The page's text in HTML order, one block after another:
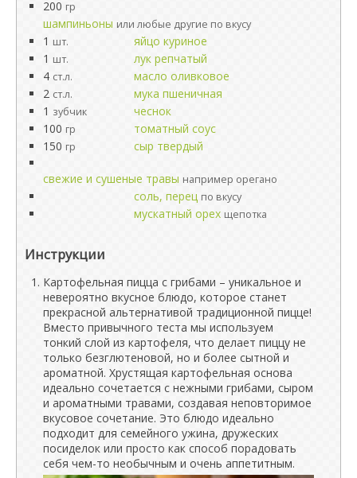
200 гр
шампиньоны или любые другие по вкусу
1 шт.
яйцо куриное
1 шт.
лук репчатый
4 ст.л.
масло оливковое
2 ст.л.
мука пшеничная
1 зубчик
чеснок
100 гр
томатный соус
150 гр сыр твердый
свежие и сушеные травы например орегано
соль, перец по вкусу
мускатный орех щепотка
Инструкции
Картофельная пицца с грибами – уникальное и
невероятно вкусное блюдо, которое станет
прекрасной альтернативой традиционной пицце!
Вместо привычного теста мы используем
тонкий слой из картофеля, что делает пиццу не
только безглютеновой, но и более сытной и
ароматной. Хрустящая картофельная основа
идеально сочетается с нежными грибами, сыром
и ароматными травами, создавая неповторимое
вкусовое сочетание. Это блюдо идеально
подходит для семейного ужина, дружеских
посиделок или просто как способ порадовать
себя чем-то необычным и очень аппетитным.